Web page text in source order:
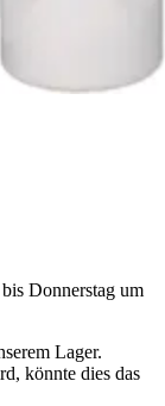
Donnerstag um
Lager.
könnte dies das